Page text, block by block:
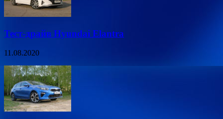
Тест-драйв Hyundai Elantra
11.08.2020